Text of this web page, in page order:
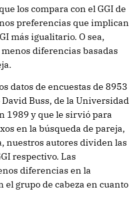
los compara con el GGI de
preferencias que implican
más igualitario. O sea,
diferencias basadas
datos de encuestas de 8953
Buss, de la Universidad
1989 y que le sirvió para
en la búsqueda de pareja,
nuestros autores dividen las
respectivo. Las
diferencias en la
el grupo de cabeza en cuanto